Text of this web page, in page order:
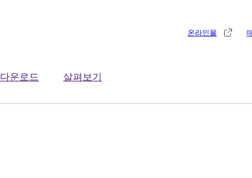
다운로드 살펴보기
온라인몰